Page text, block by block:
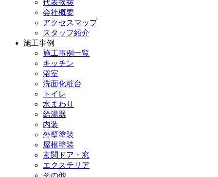
代表挨拶
会社概要
アクセスマップ
スタッフ紹介
施工事例
施工事例一覧
キッチン
浴室
洗面化粧台
トイレ
水まわり
給湯器
内装
外壁塗装
屋根塗装
玄関ドア・窓
エクステリア
その他